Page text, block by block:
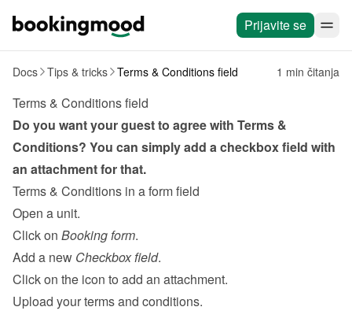
Prijavite se
Docs Tips & tricks Terms & Conditions field 1 min čitanja
Terms & Conditions field
Do you want your guest to agree with Terms &
Conditions? You can simply add a checkbox field with
an attachment for that.
Terms & Conditions in a form field
Open a unit.
Click on Booking form.
Add a new Checkbox field.
Click on the icon to add an attachment.
Upload your terms and conditions.